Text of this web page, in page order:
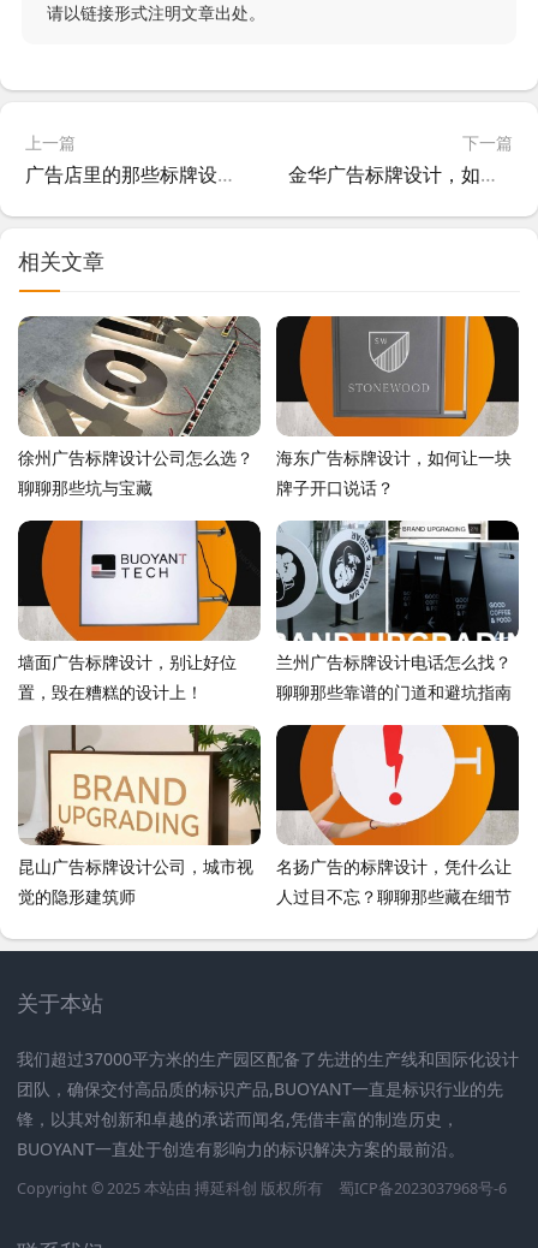
请以链接形式注明文章出处。
上一篇
广告店里的那些标牌设计，远不止做个牌子那么简单
下一篇
金华广告标牌设计，如何让一块牌子会说话？
相关文章
徐州广告标牌设计公司怎么选？
聊聊那些坑与宝藏
海东广告标牌设计，如何让一块
牌子开口说话？
墙面广告标牌设计，别让好位
置，毁在糟糕的设计上！
兰州广告标牌设计电话怎么找？
聊聊那些靠谱的门道和避坑指南
昆山广告标牌设计公司，城市视
觉的隐形建筑师
名扬广告的标牌设计，凭什么让
人过目不忘？聊聊那些藏在细节
关于本站
我们超过37000平方米的生产园区配备了先进的生产线和国际化设计
团队，确保交付高品质的标识产品,BUOYANT一直是标识行业的先
锋，以其对创新和卓越的承诺而闻名,凭借丰富的制造历史，
BUOYANT一直处于创造有影响力的标识解决方案的最前沿。
Copyright © 2025 本站由 搏延科创 版权所有 蜀ICP备2023037968号-6